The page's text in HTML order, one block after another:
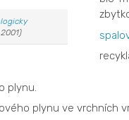
plynu.
plynu ve vrchních